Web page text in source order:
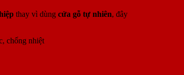
thay vì dùng cửa gỗ tự nhiên, đây
chống nhiệt